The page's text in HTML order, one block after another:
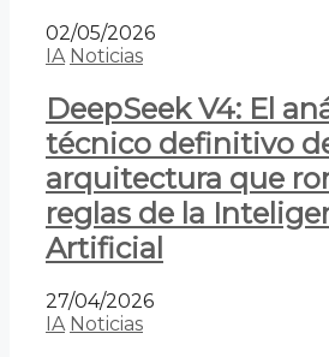
02/05/2026
IA Noticias
DeepSeek V4: El
técnico definitivo
arquitectura que
reglas de la
Artificial
27/04/2026
IA Noticias